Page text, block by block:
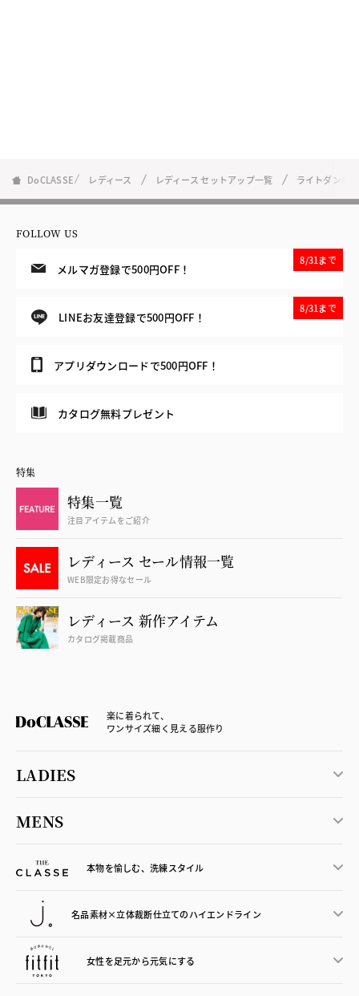
DoCLASSE レディース レディース セットアップ一覧 ライトダンボ
FOLLOW US
メルマガ登録で500円OFF！
8/31まで
LINEお友達登録で500円OFF！
8/31まで
アプリダウンロードで500円OFF！
カタログ無料プレゼント
特集
特集一覧
注目アイテムをご紹介
レディース セール情報一覧
WEB限定お得なセール
レディース 新作アイテム
カタログ掲載商品
楽に着られて、
ワンサイズ細く見える服作り
LADIES
MENS
本物を愉しむ、洗練スタイル
名品素材×立体裁断仕立てのハイエンドライン
女性を足元から元気にする